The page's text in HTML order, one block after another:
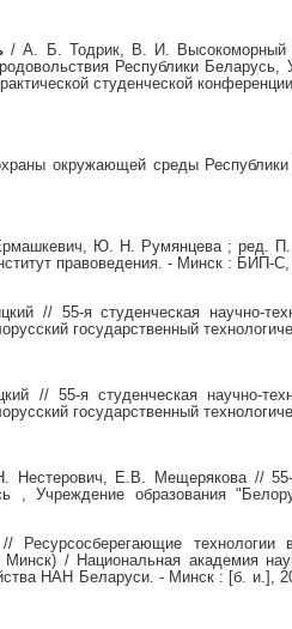
/ А. Б. Тодрик, В. И. Высокоморный
Республики Беларусь,
студенческой
окружающей среды
Ю. Н. Румянцева ; ред.
правоведения. - Минск : БИП-
// 55-я студенческая научно-
государственный
// 55-я студенческая научно-
государственный
Нестерович, Е.В. Мещерякова // 55-
, Учреждение образования
технологии в
/ Национальная академия
НАН Беларуси. - Минск : [б. и.],